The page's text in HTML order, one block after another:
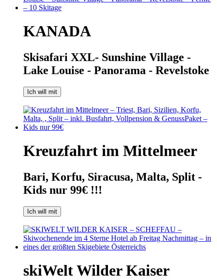
KANADA
Skisafari XXL- Sunshine Village -
Lake Louise - Panorama - Revelstoke
Ich will mit
Kreuzfahrt im Mittelmeer
Bari, Korfu, Siracusa, Malta, Split -
Kids nur 99€ !!!
Ich will mit
skiWelt Wilder Kaiser